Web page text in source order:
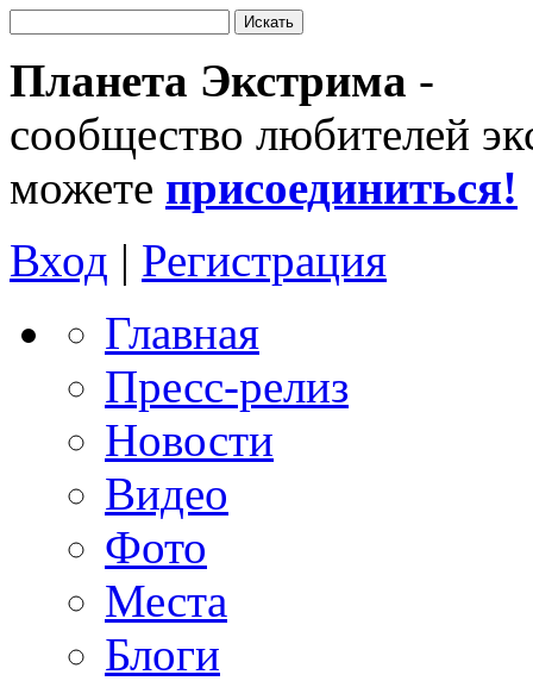
Планета Экстрима -
сообщество любителей
можете присоединиться!
Вход | Регистрация
Главная
Пресс-релиз
Новости
Видео
Фото
Места
Блоги